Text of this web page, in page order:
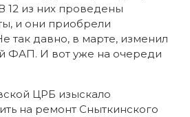
12 из них проведены
и они приобрели
так давно, в марте, изменил
ФАП. И вот уже на очереди
ЦРБ изы­с­кало
на ремонт Сныткинского